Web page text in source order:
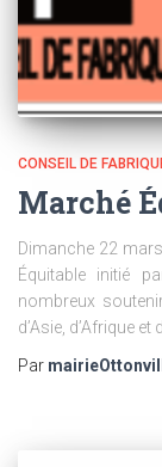
CONSEIL DE
Marché
Dimanche 22
Équitable initié
nombreux
d’Asie, d’Afrique et
Par